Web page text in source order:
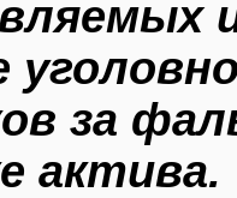
за
актива.